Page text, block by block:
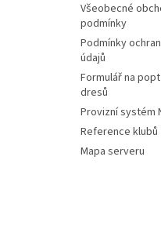
Všeobecné
podmínky
Podmínky
údajů
Formulář na
dresů
Provizní systém
Reference klubů
Mapa serveru